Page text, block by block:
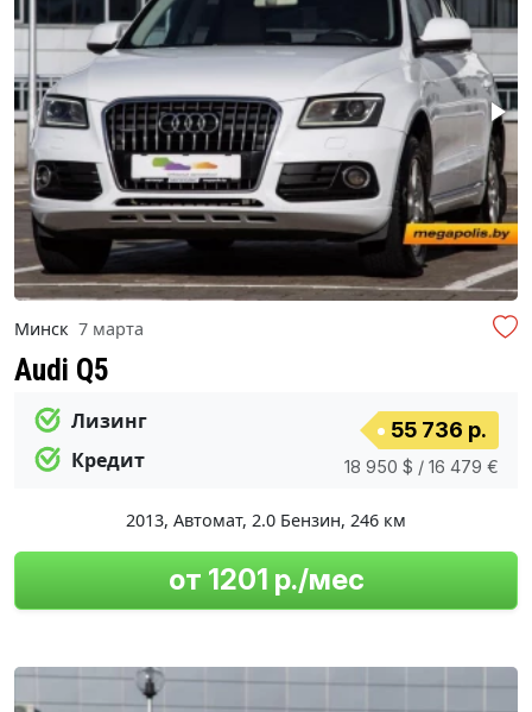
Минск 7 марта
Audi Q5
Лизинг
Кредит
55 736 р.
18 950 $ / 16 479 €
2013, Автомат, 2.0 Бензин, 246 км
от 1201 р./мес